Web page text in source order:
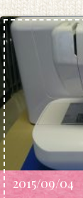
2015/09/04